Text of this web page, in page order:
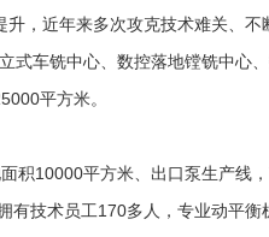
近年来多次攻克技术难关、不
式车铣中心、数控落地镗铣中心
平方米。
10000平方米、出口泵生产线
有技术员工170多人，专业动平